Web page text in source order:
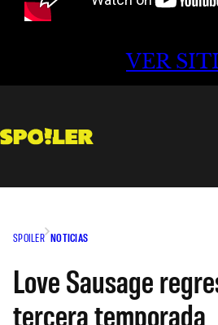
VER
SPOILER NOTICIAS
Love Sausage
tercera temporada